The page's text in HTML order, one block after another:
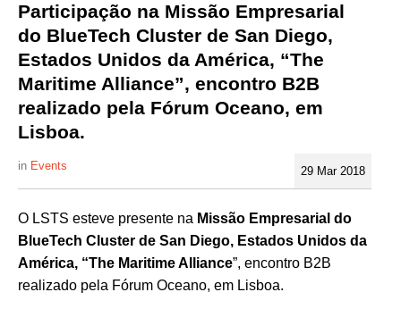
Participação na Missão Empresarial
do BlueTech Cluster de San Diego,
Estados Unidos da América, “The
Maritime Alliance”, encontro B2B
realizado pela Fórum Oceano, em
Lisboa.
29 Mar 2018
Events
O LSTS esteve presente na Missão Empresarial do
BlueTech Cluster de San Diego, Estados Unidos da
América, “The Maritime Alliance”, encontro B2B
realizado pela Fórum Oceano, em Lisboa.